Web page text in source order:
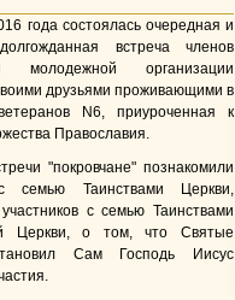
года состоялась очередная и
встреча членов
молодежной организации
друзьями проживающими в
N6, приуроченная к
Православия.
"покровчане" познакомили
семью Таинствами Церкви,
с семью Таинствами
Церкви, о том, что Святые
Сам Господь Иисус